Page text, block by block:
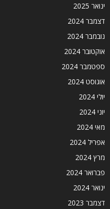
ינואר 2025
דצמבר 2024
נובמבר 2024
אוקטובר 2024
ספטמבר 2024
אוגוסט 2024
יולי 2024
יוני 2024
מאי 2024
אפריל 2024
מרץ 2024
פברואר 2024
ינואר 2024
דצמבר 2023